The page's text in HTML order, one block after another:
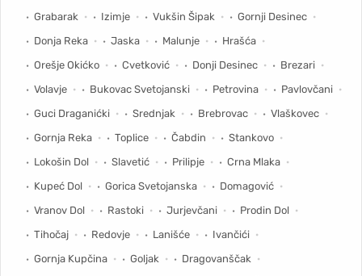
Grabarak
Izimje Vukšin Šipak
Gornji Desinec
Donja Reka
Jaska Malunje
Hrašća
Orešje Okićko
Cvetković Donji Desinec
Brezari
Volavje
Bukovac Svetojanski Petrovina
Pavlovčani
Guci Draganićki
Srednjak Brebrovac
Vlaškovec
Gornja Reka
Toplice Čabdin
Stankovo
Lokošin Dol
Slavetić Prilipje
Crna Mlaka
Kupeć Dol
Gorica Svetojanska
Domagović
Vranov Dol
Rastoki Jurjevčani
Prodin Dol
Tihočaj
Redovje Lanišće
Ivančići
Gornja Kupčina
Goljak
Dragovanščak